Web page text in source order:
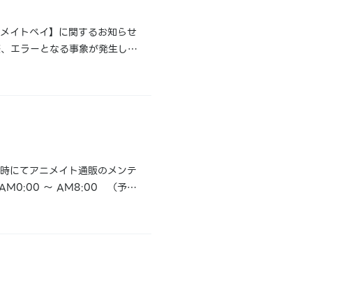
イトペイ】に関するお知らせ
エラーとなる事象が発生して
にてアニメイト通販のメンテ
) AM0:00 ～ AM8:00 （予